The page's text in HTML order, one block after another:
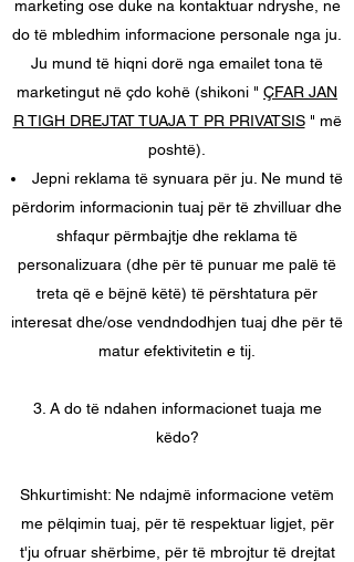
marketing ose duke na kontaktuar ndryshe, ne
do të mbledhim informacione personale nga ju.
Ju mund të hiqni dorë nga emailet tona të
marketingut në çdo kohë (shikoni " ÇFAR JAN
R TIGH DREJTAT TUAJA T PR PRIVATSIS" më
poshtë).
Jepni reklama të synuara për ju. Ne mund të
përdorim informacionin tuaj për të zhvilluar dhe
shfaqur përmbajtje dhe reklama të
personalizuara (dhe për të punuar me palë të
treta që e bëjnë këtë) të përshtatura për
interesat dhe/ose vendndodhjen tuaj dhe për të
matur efektivitetin e tij.
3. A do të ndahen informacionet tuaja me
këdo?
Shkurtimisht: Ne ndajmë informacione vetëm
me pëlqimin tuaj, për të respektuar ligjet, për
t'ju ofruar shërbime, për të mbrojtur të drejtat